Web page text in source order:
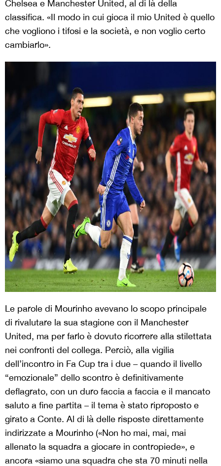
Chelsea e Manchester United, al di là della
classifica. «Il modo in cui gioca il mio United è quello
che vogliono i tifosi e la società, e non voglio certo
cambiarlo».
Le parole di Mourinho avevano lo scopo principale
di rivalutare la sua stagione con il Manchester
United, ma per farlo è dovuto ricorrere alla stilettata
nei confronti del collega. Perciò, alla vigilia
dell’incontro in Fa Cup tra i due – quando il livello
“emozionale” dello scontro è definitivamente
deflagrato, con un duro faccia a faccia e il mancato
saluto a fine partita – il tema è stato riproposto e
girato a Conte. Al di là delle risposte direttamente
indirizzate a Mourinho («Non ho mai, mai, mai
allenato la squadra a giocare in contropiede», e
ancora «siamo una squadra che sta 70 minuti nella